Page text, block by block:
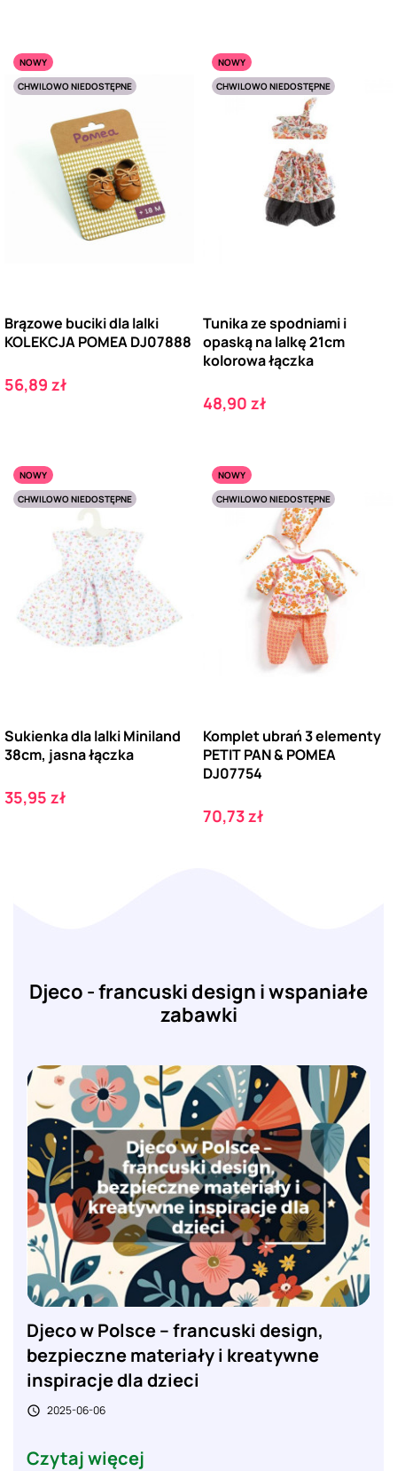
NOWY
CHWILOWO NIEDOSTĘPNE
Brązowe buciki dla lalki
KOLEKCJA POMEA DJ07888
Cena
56,89 zł
NOWY
CHWILOWO NIEDOSTĘPNE
Tunika ze spodniami i
opaską na lalkę 21cm
kolorowa łączka
Cena
48,90 zł
NOWY
CHWILOWO NIEDOSTĘPNE
Sukienka dla lalki Miniland
38cm, jasna łączka
Cena
35,95 zł
NOWY
CHWILOWO NIEDOSTĘPNE
Komplet ubrań 3 elementy
PETIT PAN & POMEA
DJ07754
Cena
70,73 zł
Djeco - francuski design i wspaniałe
zabawki
Djeco w Polsce – francuski design,
bezpieczne materiały i kreatywne
inspiracje dla dzieci
 2025-06-06
Czytaj więcej